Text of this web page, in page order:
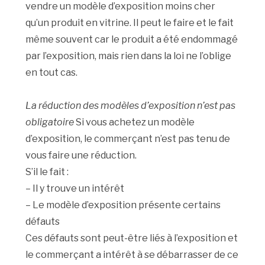
vendre un modèle d’exposition moins cher
qu’un produit en vitrine. Il peut le faire et le fait
même souvent car le produit a été endommagé
par l’exposition, mais rien dans la loi ne l’oblige
en tout cas.
La réduction des modèles d’exposition n’est pas
obligatoireSi vous achetez un modèle
d’exposition, le commerçant n’est pas tenu de
vous faire une réduction.
S’il le fait :
– Il y trouve un intérêt
– Le modèle d’exposition présente certains
défauts
Ces défauts sont peut-être liés à l’exposition et
le commerçant a intérêt à se débarrasser de ce